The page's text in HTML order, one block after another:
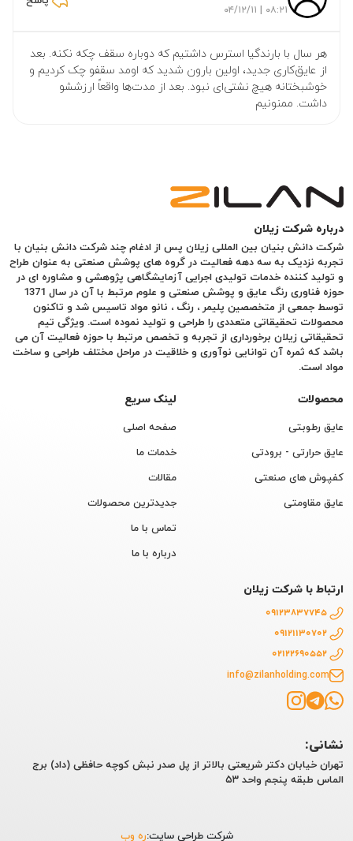
۰۸:۲۱ | ۰۴/۱۲/۱۱
هر سال با بارندگیا استرس داشتیم که دوباره سقف چکه نکنه. بعد
از عایق‌کاری جدید، اولین بارون شدید که اومد سقفو چک کردیم و
خوشبختانه هیچ نشتی‌ای نبود. بعد از مدت‌ها واقعاً ارزششو
داشت. ممنونیم
درباره شرکت زیلان
شرکت دانش بنیان بین المللی زیلان پس از ادغام چند شرکت دانش بنیان با
تجربه نزدیک به سه دهه فعالیت در گروه های پوشش صنعتی به عنوان طراح
و تولید کننده خدمات تولیدی اجرایی آزمایشگاهی پژوهشی و مشاوره ای در
حوزه فناوری رنگ عایق و پوشش صنعتی و علوم مرتبط با آن در سال 1371
توسط جمعی از متخصصین پلیمر ، رنگ ، نانو مواد تاسیس شد و تاکنون
محصولات تحقیقاتی متعددی را طراحی و تولید نموده است. ویژگی تیم
تحقیقاتی زیلان برخورداری از تجربه و تخصص مرتبط با حوزه فعالیت آن می
باشد که ثمره آن توانایی نوآوری و خلاقیت در مراحل مختلف طراحی و ساخت
مواد است.
محصولات
عایق رطوبتی
عایق حرارتی - برودتی
کفپوش های صنعتی
عایق مقاومتی
لینک سریع
صفحه اصلی
خدمات ما
مقالات
جدیدترین محصولات
تماس با ما
درباره با ما
ارتباط با شرکت زیلان
info@zilanholding.com
نشانی:
تهران خیابان دکتر شریعتی بالاتر از پل صدر نبش کوچه حافظی (داد) برج
الماس طبقه پنجم واحد ۵۳
شرکت طراحی سایت:ره وب